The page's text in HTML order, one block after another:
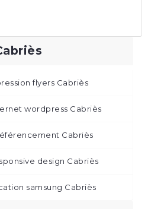
flyers Cabriès
wordpress Cabriès
Cabriès
design Cabriès
samsung Cabriès